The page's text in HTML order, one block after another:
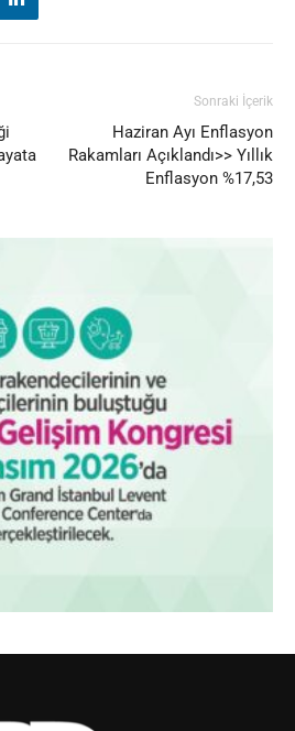
Sonraki İçerik
Haziran Ayı Enflasyon
Rakamları Açıklandı>> Yıllık
Enflasyon %17,53